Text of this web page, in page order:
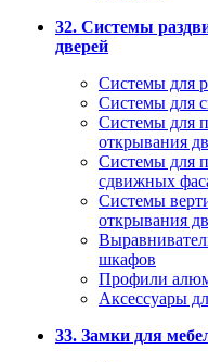
32. Системы
дверей
Системы для
Системы для
Системы для
открывания
Системы для
сдвижных
Системы
открывания
шкафов
Профили
Аксессуары
33. Замки для